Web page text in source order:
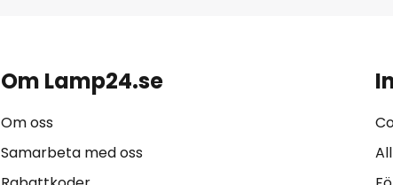
Om Lamp24.se
Om oss
Samarbeta med oss